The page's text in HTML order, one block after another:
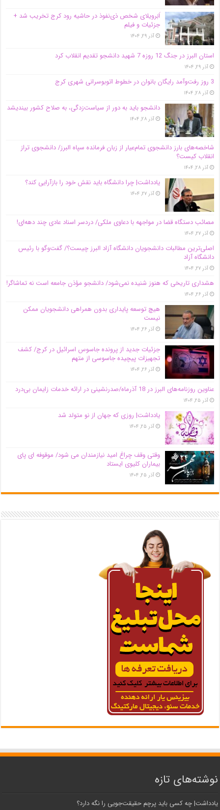
اَبَر‌ویلای شخص ذی‌نفوذ در حاشیه‌ رود کرج تخریب شد +
جزئیات و فیلم
آذر ۲۹, ۱۴۰۴
استان البرز در جنگ 12 روزه 7 شهید دانشجو تقدیم انقلاب کرد
آذر ۲۹, ۱۴۰۴
3 روز رفت‌وآمد رایگان بانوان در خطوط اتوبوسرانی شهری کرج
آذر ۲۸, ۱۴۰۴
دانشجو باید به دور از سیاست‌زدگی، به صلاح کشور بیندیشد
آذر ۲۸, ۱۴۰۴
شاخصه‌های بارز دانشجوی تمام‌عیار از زبان فرمانده سپاه البرز/ دانشجوی تراز
انقلاب کیست؟
آذر ۲۸, ۱۴۰۴
یادداشت| چرا دانشگاه باید نقش خود را بازآرایی کند؟
آذر ۲۷, ۱۴۰۴
مصائب دستگاه قضا در مواجهه با دعاوی ملکی/ دردسر اسناد عادی چند‌ دهه‌ای!
آذر ۲۷, ۱۴۰۴
اصلی‌ترین مطالبات دانشجویان دانشگاه آزاد البرز چیست؟/ گفت‌وگو با رئیس
دانشگاه آز‌اد
آذر ۲۷, ۱۴۰۴
هشداری تاریخی که هنوز شنیده نمی‌شود/ دانشجو مؤذن جامعه است نه تماشاگر!
آذر ۲۶, ۱۴۰۴
هیچ توسعه پایداری بدون همراهی دانشجویان ممکن
نیست
آذر ۲۶, ۱۴۰۴
جزئیات جدید از پرونده جاسوس اسرائیل در کرج/‌ کشف
تجهیزات پیچیده جاسوسی از متهم
آذر ۲۶, ۱۴۰۴
عناوین روزنامه‌های البرز در ‌18 آذرماه/صدرنشینی در ارائه خدمات زایمان بی‌درد
آذر ۲۵, ۱۴۰۴
یادداشت| روزی که جهان از نو متولد شد
آذر ۲۵, ۱۴۰۴
وقتی وقف چراغ امید نیازمندان می شود/ موقوفه ای پای
بیماران کلیوی ایستاد
آذر ۲۵, ۱۴۰۴
نوشته‌های تازه
یادداشت| ‌چه کسی باید پرچم حقیقت‌جویی را نگه دارد؟